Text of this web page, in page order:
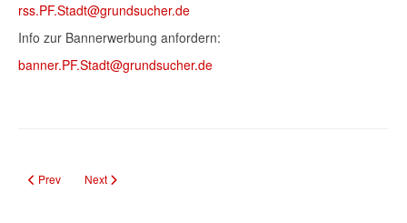
rss.PF.Stadt@grundsucher.de
Info zur Bannerwerbung anfordern:
banner.PF.Stadt@grundsucher.de
Previous article: Historiker Dr. Christian Könne untersucht Darstellung der
Prev Next article: Schüleraktion „Offen für morgen“: Jugendliche
Next